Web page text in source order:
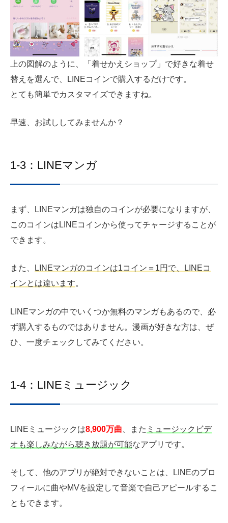
上の図解のように、「着せかえショップ」で好きな着せ
替えを選んで、LINEコインで購入するだけです。
とても簡単でカスタマイズできますね。
早速、お試ししてみませんか？
1-3：LINEマンガ
まず、LINEマンガは独自のコインが必要になりますが、
このコインはLINEコインから使ってチャージすることが
できます。
また、
LINEマンガのコインは1コイン＝1円で、LINEコ
インとは違います。
LINEマンガの中でいくつか無料のマンガもあるので、必
ず購入するものではありません。漫画が好きな方は、ぜ
ひ、一度チェックしてみてください。
1-4：LINEミュージック
LINEミュージックは8,900万曲 、また ミュージックビデ
オも楽しみながら聴き放題が可能なアプリです。
そして、他のアプリが絶対できないことは、LINEのプロ
フィールに曲やMVを設定して音楽で自己アピールするこ
ともできます。